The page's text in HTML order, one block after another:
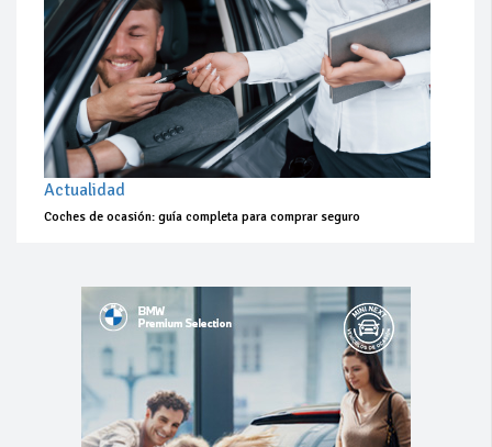
Actualidad
Coches de ocasión: guía completa para comprar seguro